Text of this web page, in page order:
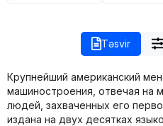
Təsvir
Крупнейший американский
машиностроения, отвечая на
людей, захваченных его
издана на двух десятках